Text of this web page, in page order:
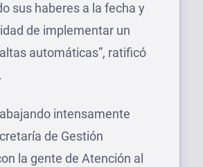
sus haberes a la fecha y
de implementar un
automáticas”, ratificó
intensamente
de Gestión
la gente de Atención al